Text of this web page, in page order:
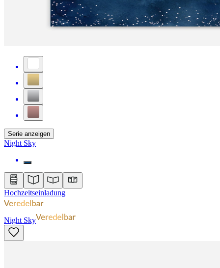
Serie anzeigen
Night Sky
Hochzeitseinladung
Night Sky